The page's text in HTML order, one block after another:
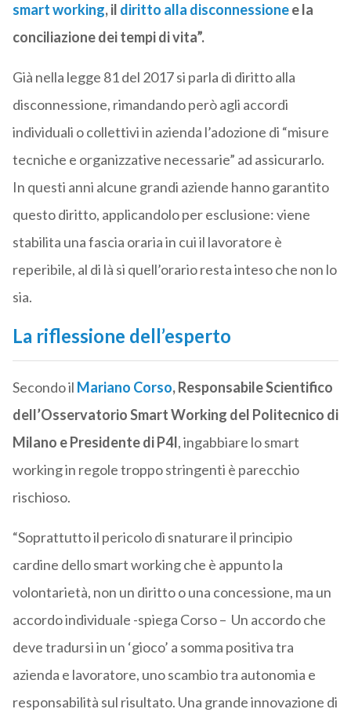
smart working, il diritto alla disconnessionee la
conciliazione dei tempi di vita”.
Già nella legge 81 del 2017 si parla di diritto alla
disconnessione, rimandando però agli accordi
individuali o collettivi in azienda l’adozione di “misure
tecniche e organizzative necessarie” ad assicurarlo.
In questi anni alcune grandi aziende hanno garantito
questo diritto, applicandolo per esclusione: viene
stabilita una fascia oraria in cui il lavoratore è
reperibile, al di là si quell’orario resta inteso che non lo
sia.
La riflessione dell’esperto
Secondo il Mariano Corso, Responsabile Scientifico
dell’Osservatorio Smart Working del Politecnico di
Milano e Presidente di P4I, ingabbiare lo smart
working in regole troppo stringenti è parecchio
rischioso.
“Soprattutto il pericolo di snaturare il principio
cardine dello smart working che è appunto la
volontarietà, non un diritto o una concessione, ma un
accordo individuale -spiega Corso – Un accordo che
deve tradursi in un ‘gioco’ a somma positiva tra
azienda e lavoratore, uno scambio tra autonomia e
responsabilità sul risultato. Una grande innovazione di